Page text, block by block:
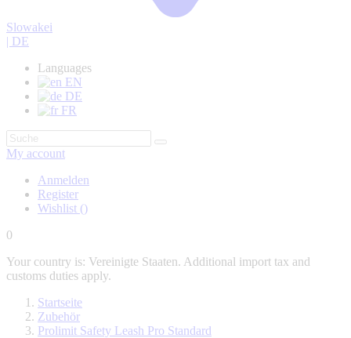
Slowakei
| DE
Languages
EN
DE
FR
My account
Anmelden
Register
Wishlist ()
0
Your country is: Vereinigte Staaten. Additional import tax and
customs duties apply.
Startseite
Zubehör
Prolimit Safety Leash Pro Standard